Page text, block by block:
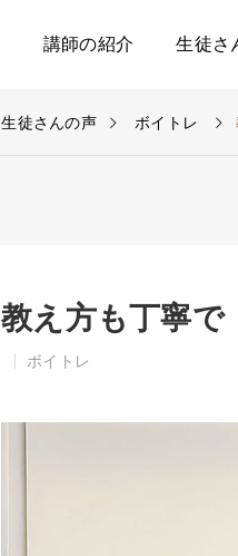
講師の紹介 生徒さ
生徒さんの声 ボイトレ
教え方も丁寧で
ボイトレ